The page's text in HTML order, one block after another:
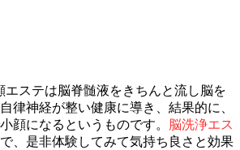
エステは脳脊髄液をきちんと流し脳を
律神経が整い健康に導き、結果的に、
顔になるというものです。
脳洗浄エス
、是非体験してみて気持ち良さと効果